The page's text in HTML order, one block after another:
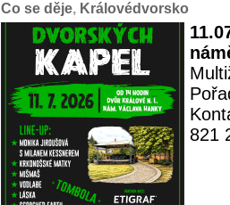
Co se děje, Královédvorsko
821